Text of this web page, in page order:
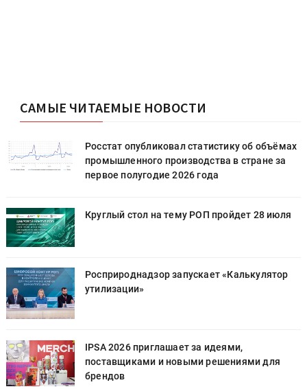
САМЫЕ ЧИТАЕМЫЕ НОВОСТИ
Росстат опубликовал статистику об объёмах
промышленного производства в стране за
первое полугодие 2026 года
Круглый стол на тему РОП пройдет 28 июля
Росприроднадзор запускает «Калькулятор
утилизации»
IPSA 2026 приглашает за идеями,
поставщиками и новыми решениями для
брендов